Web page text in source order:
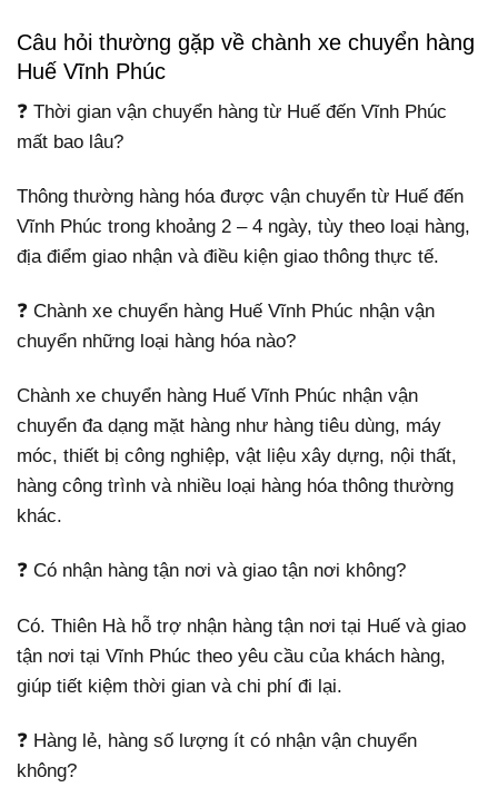
Câu hỏi thường gặp về chành xe chuyển hàng
Huế Vĩnh Phúc
❓ Thời gian vận chuyển hàng từ Huế đến Vĩnh Phúc
mất bao lâu?
Thông thường hàng hóa được vận chuyển từ Huế đến
Vĩnh Phúc trong khoảng 2 – 4 ngày, tùy theo loại hàng,
địa điểm giao nhận và điều kiện giao thông thực tế.
❓ Chành xe chuyển hàng Huế Vĩnh Phúc nhận vận
chuyển những loại hàng hóa nào?
Chành xe chuyển hàng Huế Vĩnh Phúc nhận vận
chuyển đa dạng mặt hàng như hàng tiêu dùng, máy
móc, thiết bị công nghiệp, vật liệu xây dựng, nội thất,
hàng công trình và nhiều loại hàng hóa thông thường
khác.
❓ Có nhận hàng tận nơi và giao tận nơi không?
Có. Thiên Hà hỗ trợ nhận hàng tận nơi tại Huế và giao
tận nơi tại Vĩnh Phúc theo yêu cầu của khách hàng,
giúp tiết kiệm thời gian và chi phí đi lại.
❓ Hàng lẻ, hàng số lượng ít có nhận vận chuyển
không?